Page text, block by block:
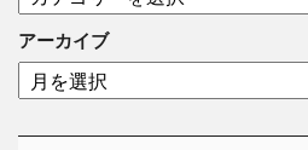
テ
ゴ
リ
ー
アーカイブ
ア
ー